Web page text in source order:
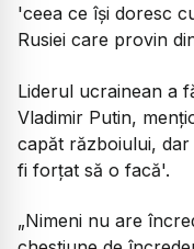
'ceea ce își doresc
Rusiei care provin
Liderul ucrainean a
Vladimir Putin,
capăt războiului,
fi forțat să o facă'.
„Nimeni nu are